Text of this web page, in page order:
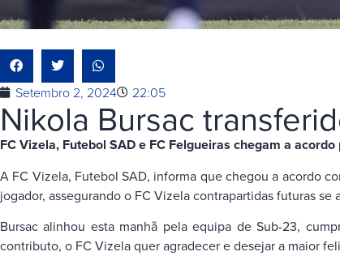
Setembro 2, 2024 22:05
Nikola Bursac
FC Vizela, Futebol SAD e FC Felgueiras chegam a
A FC Vizela, Futebol SAD, informa que chegou a acordo
jogador, assegurando o FC Vizela contrapartidas futuras se
Bursac alinhou esta manhã pela equipa de Sub-23,
contributo, o FC Vizela quer agradecer e desejar a maior